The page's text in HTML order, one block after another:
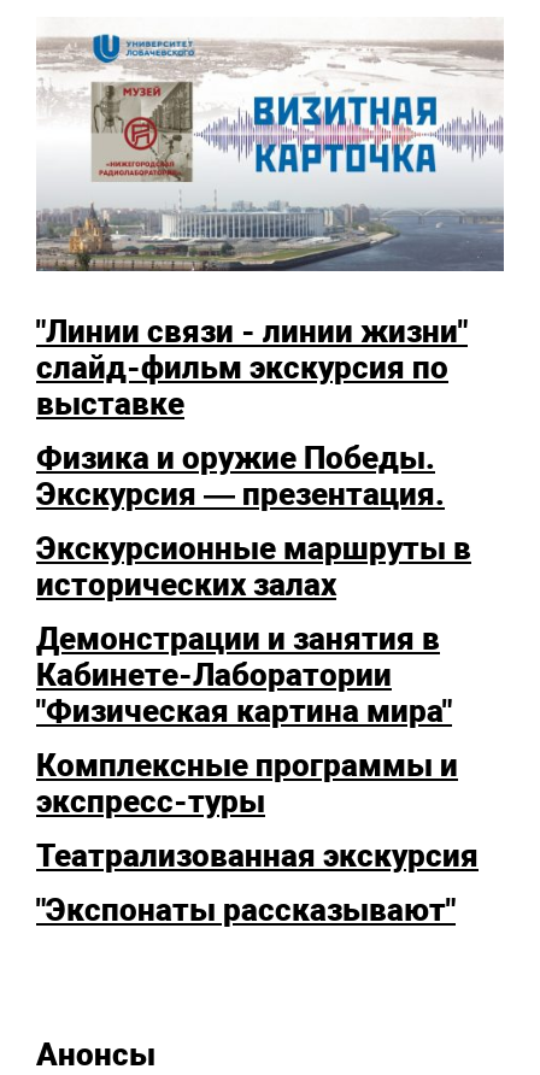
"Линии связи - линии жизни"
слайд-фильм экскурсия по
выставке
Физика и оружие Победы.
Экскурсия — презентация.
Экскурсионные маршруты в
исторических залах
Демонстрации и занятия в
Кабинете-Лаборатории
"Физическая картина мира"
Комплексные программы и
экспресс-туры
Театрализованная экскурсия
"Экспонаты рассказывают"
Анонсы